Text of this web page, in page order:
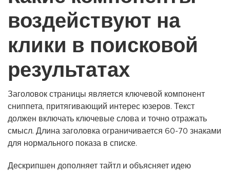
воздействуют на
клики в поисковой
результатах
Заголовок страницы является ключевой компонент
сниппета, притягивающий интерес юзеров. Текст
должен включать ключевые слова и точно отражать
смысл. Длина заголовка ограничивается 60-70 знаками
для нормального показа в списке.
Дескрипшен дополняет тайтл и объясняет идею